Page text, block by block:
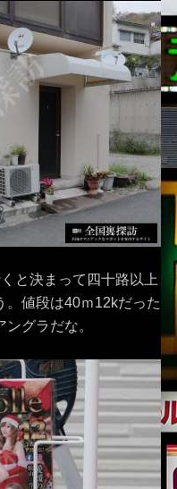
と決まって四十路以上
。値段は40ｍ12kだった
グラだな。